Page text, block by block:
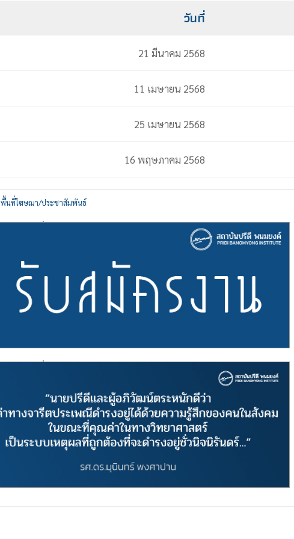
วันที่
21 มีนาคม 2568
11 เมษายน 2568
25 เมษายน 2568
16 พฤษภาคม 2568
พื้นที่โฆษณา/ประชาสัมพันธ์